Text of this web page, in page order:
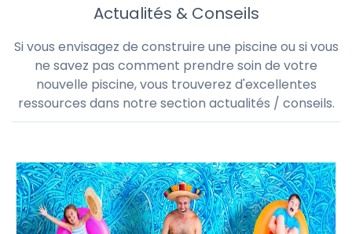
Actualités & Conseils
Si vous envisagez de construire une piscine ou si vous
ne savez pas comment prendre soin de votre
nouvelle piscine, vous trouverez d'excellentes
ressources dans notre section actualités / conseils.